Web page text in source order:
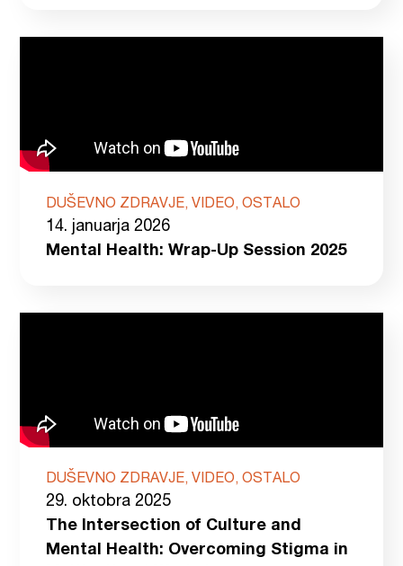
DUŠEVNO ZDRAVJE, VIDEO, OSTALO
14. januarja 2026
Mental Health: Wrap-Up Session 2025
DUŠEVNO ZDRAVJE, VIDEO, OSTALO
29. oktobra 2025
The Intersection of Culture and
Mental Health: Overcoming Stigma in